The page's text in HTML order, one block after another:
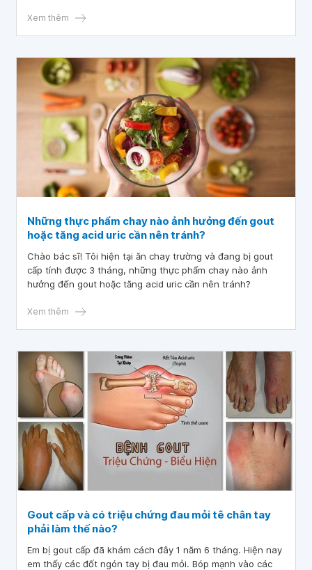
thế nào? Mong bác sĩ tư vấn, cảm ơn bác sĩ!
Xem thêm
Những thực phẩm chay nào ảnh hưởng đến gout
hoặc tăng acid uric cần nên tránh?
Chào bác sĩ! Tôi hiện tại ăn chay trường và đang bị gout
cấp tính được 3 tháng, những thực phẩm chay nào ảnh
hưởng đến gout hoặc tăng acid uric cần nên tránh?
Xem thêm
Gout cấp và có triệu chứng đau mỏi tê chân tay
phải làm thế nào?
Em bị gout cấp đã khám cách đây 1 năm 6 tháng. Hiện nay
em thấy các đốt ngón tay bị đau mỏi. Bóp mạnh vào các